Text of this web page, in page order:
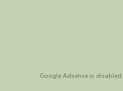
Google Adsense is disabled.